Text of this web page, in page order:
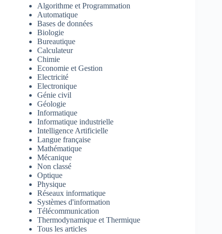
Algorithme et Programmation
Automatique
Bases de données
Biologie
Bureautique
Calculateur
Chimie
Economie et Gestion
Electricité
Electronique
Génie civil
Géologie
Informatique
Informatique industrielle
Intelligence Artificielle
Langue française
Mathématique
Mécanique
Non classé
Optique
Physique
Réseaux informatique
Systèmes d'information
Télécommunication
Thermodynamique et Thermique
Tous les articles